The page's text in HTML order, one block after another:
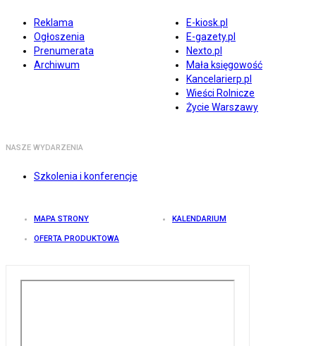
Reklama
Ogłoszenia
Prenumerata
Archiwum
E-kiosk.pl
E-gazety.pl
Nexto.pl
Mała księgowość
Kancelarierp.pl
Wieści Rolnicze
Życie Warszawy
NASZE WYDARZENIA
Szkolenia i konferencje
MAPA STRONY KALENDARIUM
OFERTA PRODUKTOWA